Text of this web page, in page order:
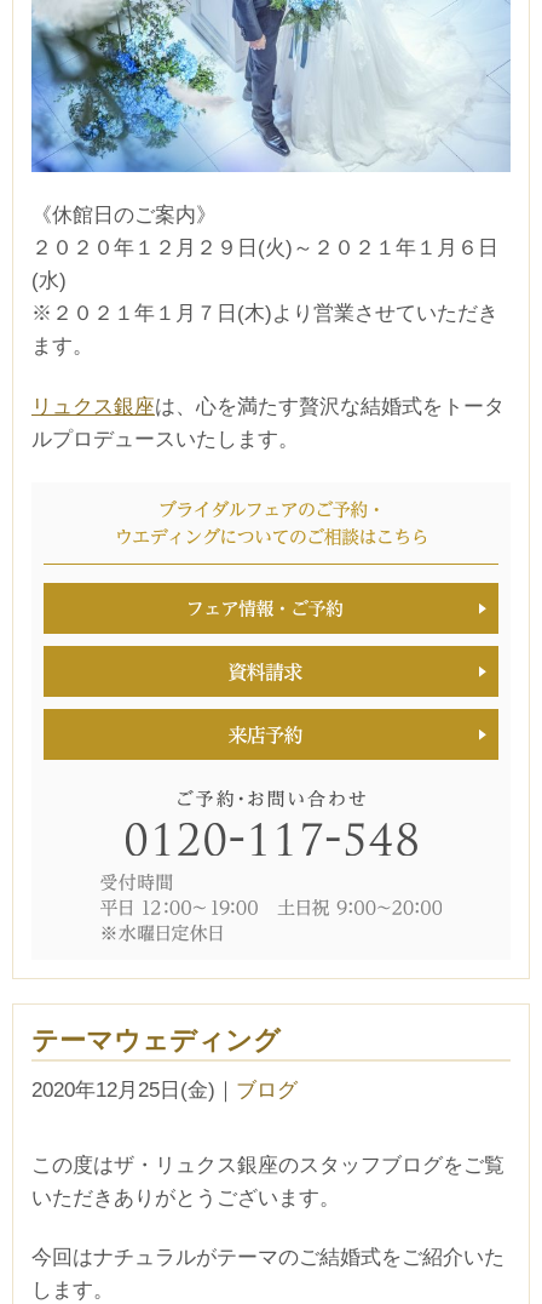
《休館日のご案内》
２０２０年１２月２９日(火)～２０２１年１月６日
(水)
※２０２１年１月７日(木)より営業させていただき
ます。
リュクス銀座は、心を満たす贅沢な結婚式をトータ
ルプロデュースいたします。
テーマウェディング
2020年12月25日(金) ｜ ブログ
この度はザ・リュクス銀座のスタッフブログをご覧
いただきありがとうございます。
今回はナチュラルがテーマのご結婚式をご紹介いた
します。